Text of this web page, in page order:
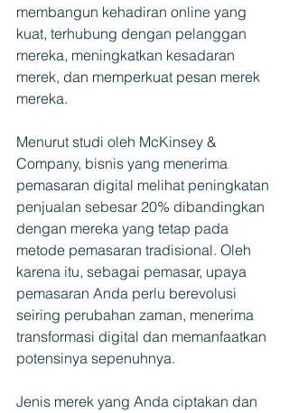
membangun kehadiran online yang
kuat, terhubung dengan pelanggan
mereka, meningkatkan kesadaran
merek, dan memperkuat pesan merek
mereka.
Menurut studi oleh McKinsey &
Company, bisnis yang menerima
pemasaran digital melihat peningkatan
penjualan sebesar 20% dibandingkan
dengan mereka yang tetap pada
metode pemasaran tradisional. Oleh
karena itu, sebagai pemasar, upaya
pemasaran Anda perlu berevolusi
seiring perubahan zaman, menerima
transformasi digital dan memanfaatkan
potensinya sepenuhnya.
Jenis merek yang Anda ciptakan dan